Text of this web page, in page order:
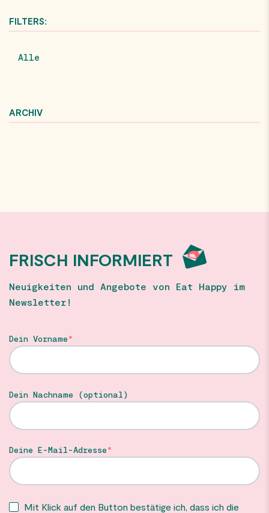
FILTERS:
Alle
ARCHIV
FRISCH INFORMIERT
Neuigkeiten und Angebote von Eat Happy im
Newsletter!
Dein Vorname
Dein Nachname (optional)
Deine E-Mail-Adresse
Mit Klick auf den Button bestätige ich, dass ich die